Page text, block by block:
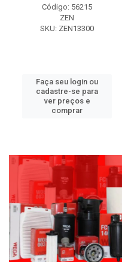
Código: 56215
ZEN
SKU: ZEN13300
Faça seu login ou
cadastre-se para
ver preços e
comprar